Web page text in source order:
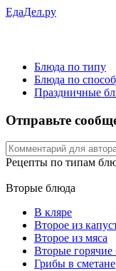
ЕдаДел.ру
Блюда по типу
Блюда по
Праздничные
Отправьте
Рецепты по типам
Вторые блюда
В кляре
Второе из
Второе из мяса
Вторые горячие
Грибы в сметане